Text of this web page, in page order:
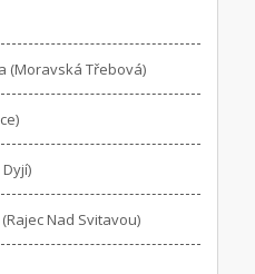
(Moravská Třebová)
Nad Svitavou)